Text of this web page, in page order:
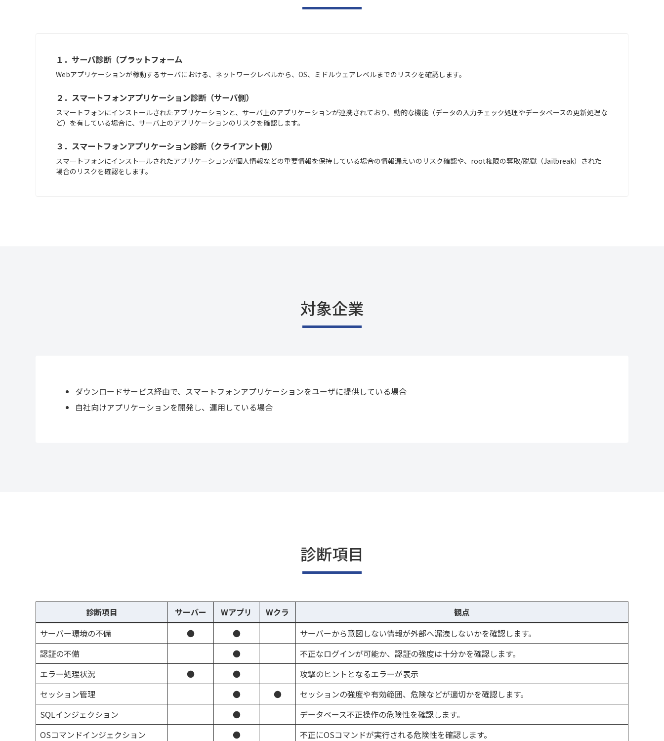
１．サーバ診断（プラットフォーム
Webアプリケーションが稼動するサーバにおける、ネットワークレベルから、OS、ミドルウェアレベルまでのリスクを確認します。
２．スマートフォンアプリケーション診断（サーバ側）
スマートフォンにインストールされたアプリケーションと、サーバ上のアプリケーションが連携されており、動的な機能（データの入力チェック処理やデータベースの更新処理な
ど）を有している場合に、サーバ上のアプリケーションのリスクを確認します。
３．スマートフォンアプリケーション診断（クライアント側）
スマートフォンにインストールされたアプリケーションが個人情報などの重要情報を保持している場合の情報漏えいのリスク確認や、root権限の奪取/脱獄（Jailbreak）された
場合のリスクを確認をします。
対象企業
ダウンロードサービス経由で、スマートフォンアプリケーションをユーザに提供している場合
自社向けアプリケーションを開発し、運用している場合
診断項目
診断項目 サーバー Wアプリ Wクラ
観点
サーバー環境の不備
● ●
サーバーから意図しない情報が外部へ漏洩しないかを確認します。
認証の不備
●
不正なログインが可能か、認証の強度は十分かを確認します。
エラー処理状況
● ●
攻撃のヒントとなるエラーが表示
セッション管理
● ●
セッションの強度や有効範囲、危険などが適切かを確認します。
SQLインジェクション
●
データベース不正操作の危険性を確認します。
OSコマンドインジェクション
●
不正にOSコマンドが実行される危険性を確認します。